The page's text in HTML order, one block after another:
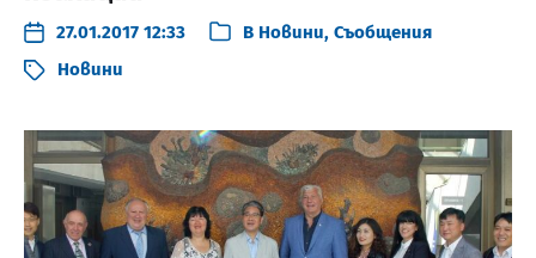
27.01.2017 12:33 В Новини, Съобщения
Новини